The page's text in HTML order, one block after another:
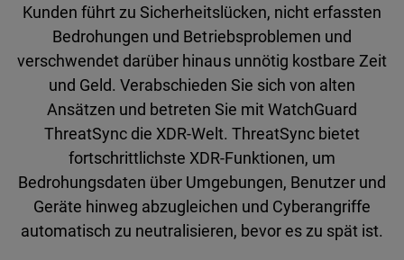
Kunden führt zu Sicherheitslücken, nicht erfassten
Bedrohungen und Betriebsproblemen und
verschwendet darüber hinaus unnötig kostbare Zeit
und Geld. Verabschieden Sie sich von alten
Ansätzen und betreten Sie mit WatchGuard
ThreatSync die XDR-Welt. ThreatSync bietet
fortschrittlichste XDR-Funktionen, um
Bedrohungsdaten über Umgebungen, Benutzer und
Geräte hinweg abzugleichen und Cyberangriffe
automatisch zu neutralisieren, bevor es zu spät ist.